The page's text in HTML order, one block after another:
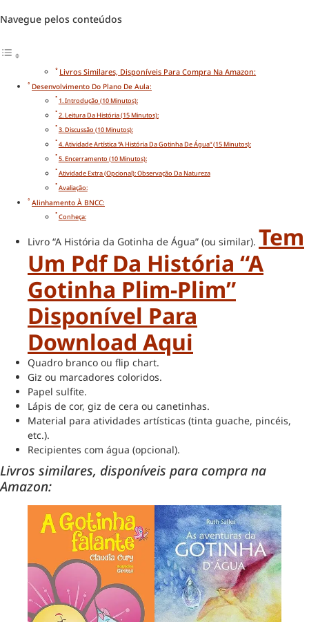
Navegue pelos conteúdos
Livros Similares, Disponíveis Para Compra Na Amazon:
Desenvolvimento Do Plano De Aula:
1. Introdução (10 Minutos):
2. Leitura Da História (15 Minutos):
3. Discussão (10 Minutos):
4. Atividade Artística “A História Da Gotinha De Água“ (15 Minutos):
5. Encerramento (10 Minutos):
Atividade Extra (opcional): Observação Da Natureza
Avaliação:
Alinhamento À BNCC:
Conheça:
Livro “A História da Gotinha de Água” (ou similar). Tem
Um Pdf Da História “A
Gotinha Plim-Plim”
Disponível Para
Download Aqui
Quadro branco ou flip chart.
Giz ou marcadores coloridos.
Papel sulfite.
Lápis de cor, giz de cera ou canetinhas.
Material para atividades artísticas (tinta guache, pincéis,
etc.).
Recipientes com água (opcional).
Livros similares, disponíveis para compra na
Amazon: